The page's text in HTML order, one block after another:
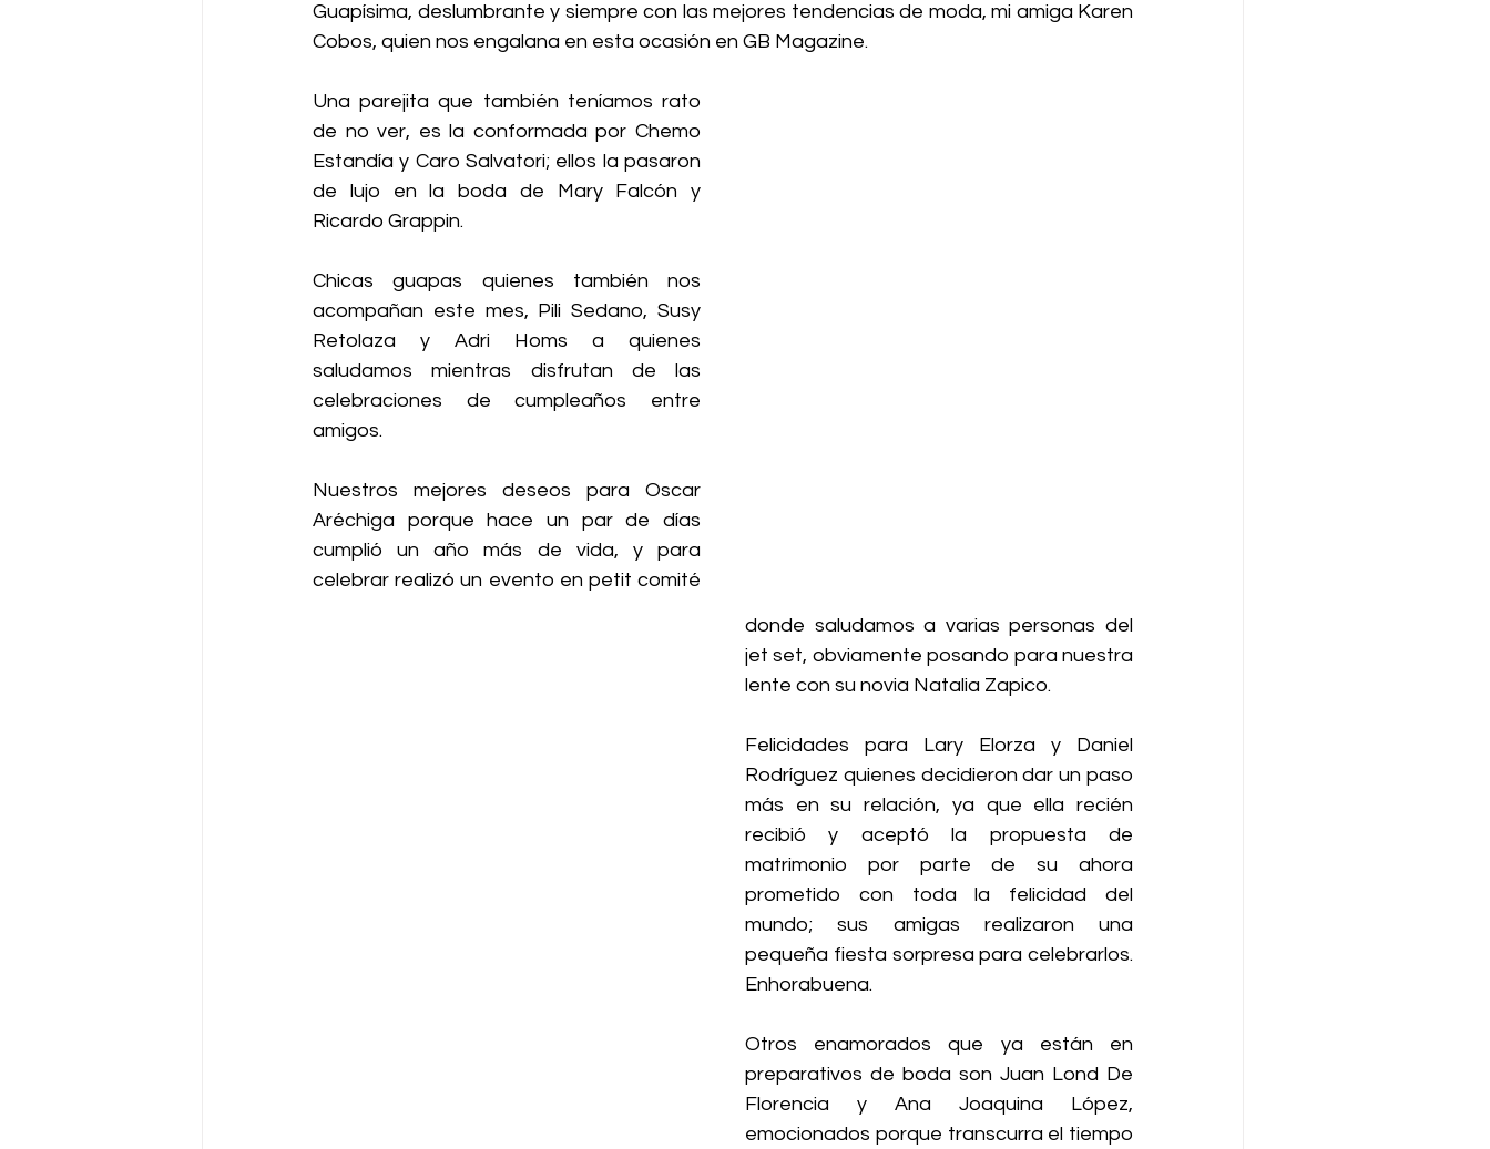
Guapísima, deslumbrante y siempre con las mejores tendencias de moda, mi amiga Karen
Cobos, quien nos engalana en esta ocasión en GB Magazine.
Una parejita que también teníamos rato
de no ver, es la conformada por Chemo
Estandía y Caro Salvatori; ellos la pasaron
de lujo en la boda de Mary Falcón y
Ricardo Grappin.
Chicas guapas quienes también nos
acompañan este mes, Pili Sedano, Susy
Retolaza y Adri Homs a quienes
saludamos mientras disfrutan de las
celebraciones de cumpleaños entre
amigos.
Nuestros mejores deseos para Oscar
Aréchiga porque hace un par de días
cumplió un año más de vida, y para
celebrar realizó un evento en petit comité
donde saludamos a varias personas del
jet set, obviamente posando para nuestra
lente con su novia Natalia Zapico.
Felicidades para Lary Elorza y Daniel
Rodríguez quienes decidieron dar un paso
más en su relación, ya que ella recién
recibió y aceptó la propuesta de
matrimonio por parte de su ahora
prometido con toda la felicidad del
mundo; sus amigas realizaron una
pequeña fiesta sorpresa para celebrarlos.
Enhorabuena.
Otros enamorados que ya están en
preparativos de boda son Juan Lond De
Florencia y Ana Joaquina López,
emocionados porque transcurra el tiempo